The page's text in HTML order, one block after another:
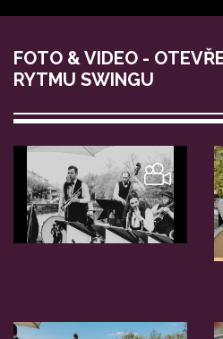
FOTO & VIDEO -
RYTMU SWINGU